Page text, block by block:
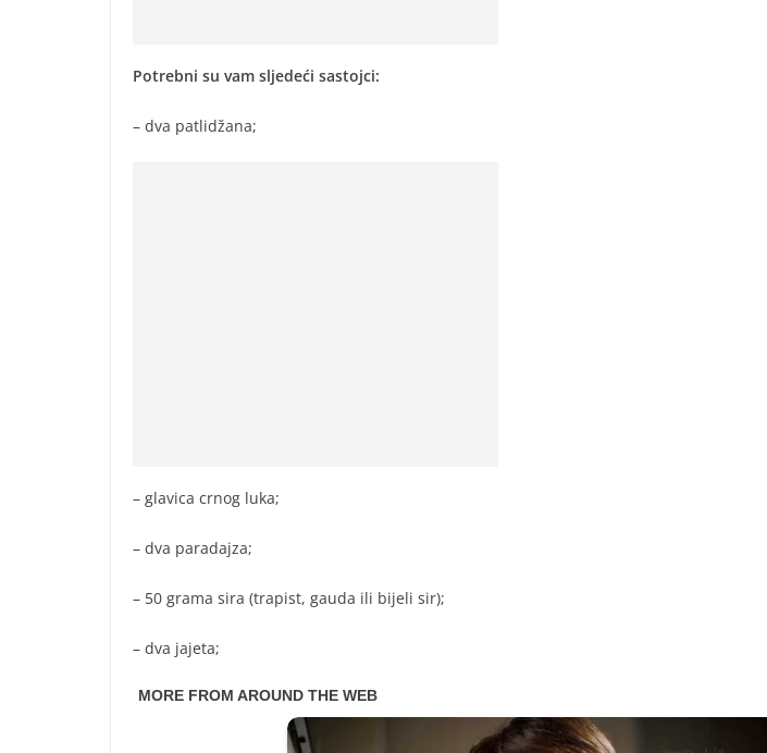
Potrebni su vam sljedeći sastojci:
– dva patlidžana;
– glavica crnog luka;
– dva paradajza;
– 50 grama sira (trapist, gauda ili bijeli sir);
– dva jajeta;